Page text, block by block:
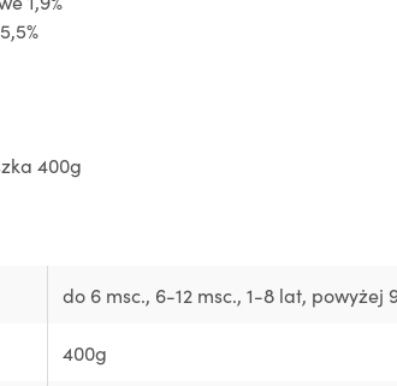
400g
do 6 msc., 6-12 msc., 1-8 lat, powyżej
400g